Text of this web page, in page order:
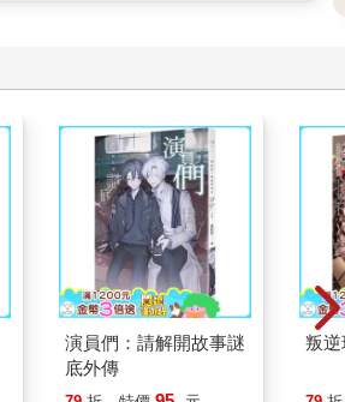
演員們：請解開故事謎
底外傳
叛逆